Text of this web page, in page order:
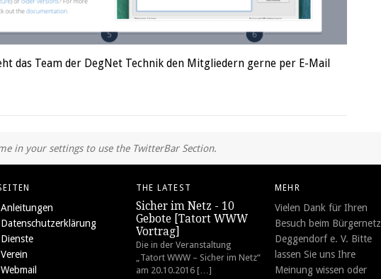
das Team der DegNet Technik den Mitgliedern gerne per E-Mail
in your settings to use the TwitterBar Section.
Anleitungen
Datenschutzerklärung
Dienste
Verein
Webmail
THE LATEST
Sicher im Netz - 10
Gebote [Tatort WWW
Vortrag]
Die in der Veranstaltung
„Tatort WWW – Sicher im Netz“
am 20.10.2016 […]
MEHR
Vielen Dank für Ihren
Besuch beim Bürgernetz
Deggendorf e. V. Bitte
lassen Sie uns Ihre
Meinung wissen oder